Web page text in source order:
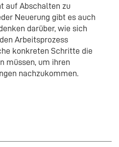
auf Abschalten zu
Neuerung gibt es auch
darüber, wie sich
Arbeitsprozess
konkreten Schritte die
müssen, um ihren
nachzukommen.